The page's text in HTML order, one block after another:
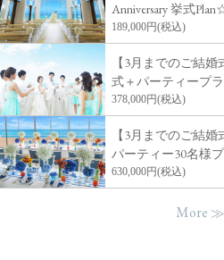
Anniversary 挙式
189,000円(税込)
【3月までのご結
式＋パーティープラ
378,000円(税込)
【3月までのご結
パーティー30名様
630,000円(税込)
More